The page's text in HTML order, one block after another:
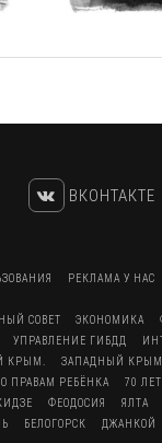
ВКОНТАКТЕ
РЕКЛАМА У НАС
СОВЕТ ЭКОНОМИКА
УПРАВЛЕНИЕ ГИБДД
КРЫМ. ЗАПАДНЫЙ КРЫМ.
ПРАВАМ РЕБЁНКА 70
ФЕОДОСИЯ ЯЛТА
БЕЛОГОРСК ДЖАНКОЙ